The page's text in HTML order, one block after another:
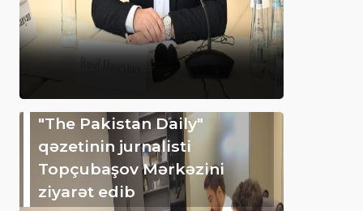
"The Pakistan Daily"
qəzetinin jurnalisti
Topçubaşov Mərkəzini
ziyarət edib